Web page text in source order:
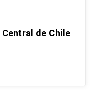
de Chile